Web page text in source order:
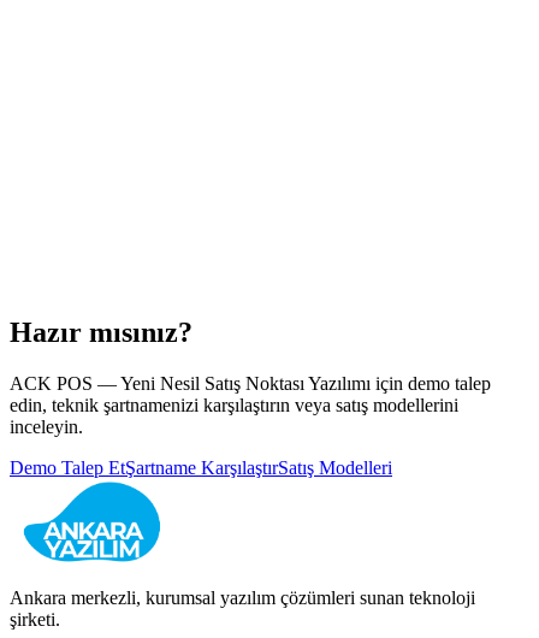
Hazır mısınız?
ACK POS — Yeni Nesil Satış Noktası Yazılımı için demo talep
edin, teknik şartnamenizi karşılaştırın veya satış modellerini
inceleyin.
Demo Talep EtŞartname KarşılaştırSatış Modelleri
Ankara merkezli, kurumsal yazılım çözümleri sunan teknoloji
şirketi.